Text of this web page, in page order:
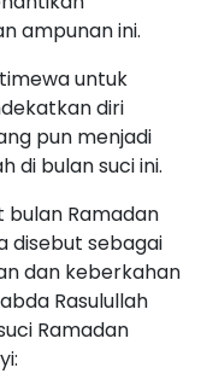
ampunan ini.
untuk
diri
pun menjadi
di bulan suci ini.
Ramadan
disebut sebagai
dan keberkahan
Rasulullah
Ramadan